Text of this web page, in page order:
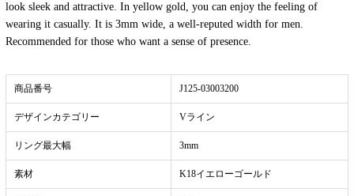
look sleek and attractive. In yellow gold, you can enjoy the feeling of
wearing it casually. It is 3mm wide, a well-reputed width for men.
Recommended for those who want a sense of presence.
商品番号 J125-03003200
デザインカテゴリー Vライン
リング最大幅 3mm
素材 K18イエローゴールド